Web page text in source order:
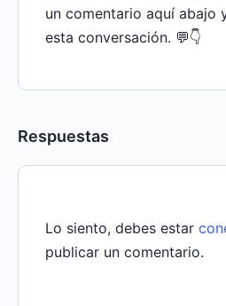
un comentario aquí abajo
esta conversación. 💬👇
Respuestas
Lo siento, debes estar
publicar un comentario.